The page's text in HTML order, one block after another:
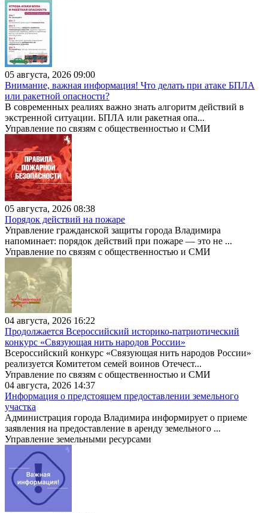
05 августа, 2026 09:00
Внимание, важная информация! Что делать при атаке БПЛА
или ракетной опасности?
В современных реалиях важно знать алгоритм действий в
экстренной ситуации. БПЛА или ракетная опа...
Управление по связям с общественностью и СМИ
05 августа, 2026 08:38
Порядок действий на пожаре
Управление гражданской защиты города Владимира
напоминает: порядок действий при пожаре — это не ...
Управление по связям с общественностью и СМИ
04 августа, 2026 16:22
Продолжается Всероссийский историко-патриотический
конкурс «Связующая нить народов России»
Всероссийский конкурс «Связующая нить народов России»
реализуется Комитетом семей воинов Отечест...
Управление по связям с общественностью и СМИ
04 августа, 2026 14:37
Информация о предстоящем предоставлении земельного
участка
Администрация города Владимира информирует о приеме
заявления на предоставление в аренду земельного ...
Управление земельными ресурсами